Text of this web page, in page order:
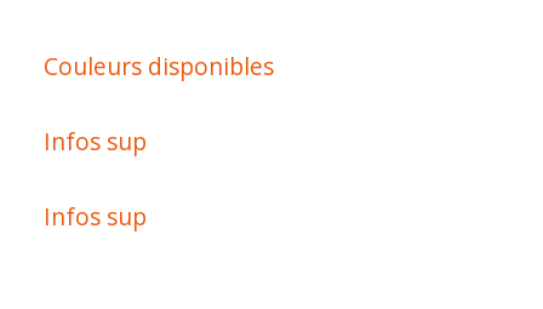
Couleurs disponibles
Infos sup
Infos sup